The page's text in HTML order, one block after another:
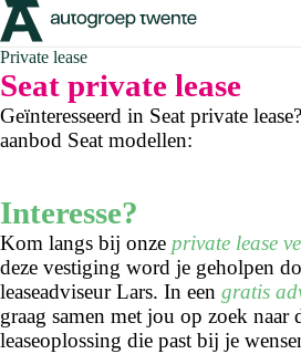
Private lease
Seat private lease
Geïnteresseerd in Seat private
aanbod Seat modellen:
Interesse?
Kom langs bij onze private lease
deze vestiging word je geholpen
leaseadviseur Lars. In een gratis
graag samen met jou op zoek naar
leaseoplossing die past bij je